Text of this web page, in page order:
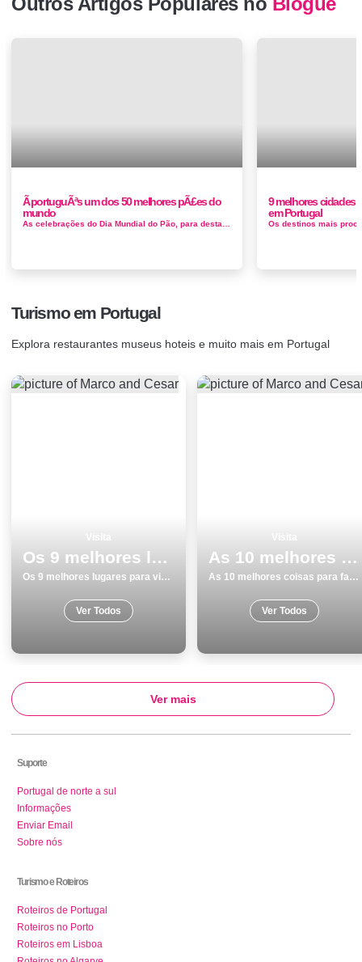
Ã portuguÃªs um dos 50 melhores pÃ£es do
mundo
9 melhores cidades
em Portugal
Turismo em Portugal
Explora restaurantes museus hoteis e muito mais em Portugal
Os 9 melhores lugares para visitar monumentos no Porto
Os 9 melhores lugares para visitar monumentos no Porto
Ver Todos
As 10 melhores coisas para fazer e visitar em Elvas
As 10 melhores coisas para fazer e visitar em Elvas
Ver Todos
Ver mais
Suporte
Portugal de norte a sul
Informações
Enviar Email
Sobre nós
Turismo e Roteiros
Roteiros de Portugal
Roteiros no Porto
Roteiros em Lisboa